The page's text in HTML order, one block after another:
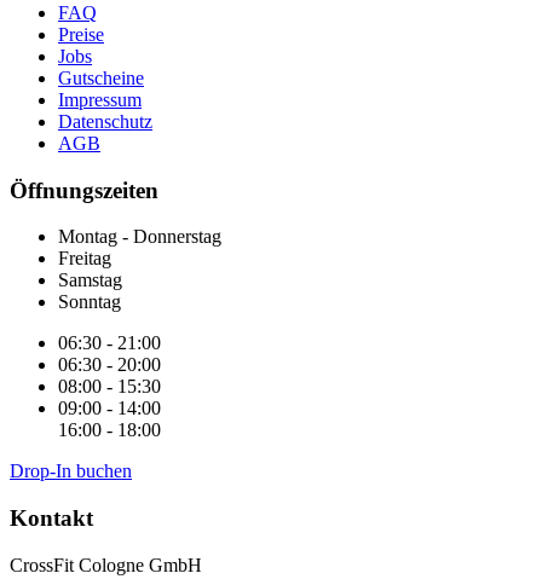
FAQ
Preise
Jobs
Gutscheine
Impressum
Datenschutz
AGB
Öffnungszeiten
Montag - Donnerstag
Freitag
Samstag
Sonntag
06:30 - 21:00
06:30 - 20:00
08:00 - 15:30
09:00 - 14:00
16:00 - 18:00
Drop-In buchen
Kontakt
CrossFit Cologne GmbH